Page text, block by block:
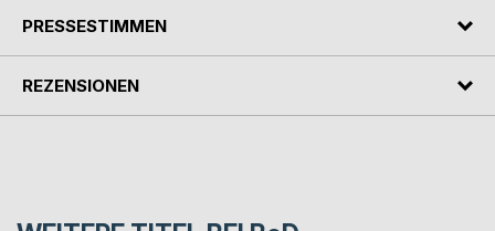
PRESSESTIMMEN
REZENSIONEN